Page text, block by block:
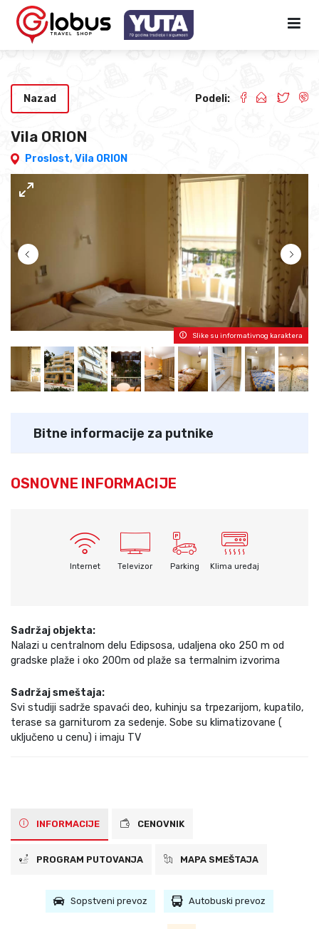
Vila ORION
Proslost,Vila ORION
Nazad Podeli:
Slike su informativnog karaktera
Bitne informacije za putnike
OSNOVNE INFORMACIJE
Internet Televizor Parking Klima uređaj
Sadržaj objekta:
Nalazi u centralnom delu Edipsosa, udaljena oko 250 m od
gradske plaže i oko 200m od plaže sa termalnim izvorima
Sadržaj smeštaja:
Svi studiji sadrže spavaći deo, kuhinju sa trpezarijom, kupatilo,
terase sa garniturom za sedenje. Sobe su klimatizovane (
uključeno u cenu) i imaju TV
INFORMACIJE CENOVNIK
PROGRAM PUTOVANJA MAPA SMEŠTAJA
Sopstveni prevoz Autobuski prevoz